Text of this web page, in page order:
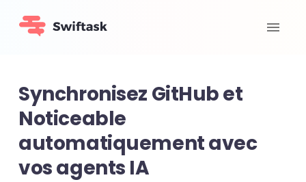
Synchronisez GitHub et
Noticeable
automatiquement avec
vos agents IA